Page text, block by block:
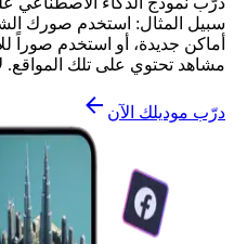
سبيل المثال: استخدم صورك
أماكن جديدة، أو استخدم صوراً
مشاهد تحتوي على تلك المواقع.
درّب موديلك الآن